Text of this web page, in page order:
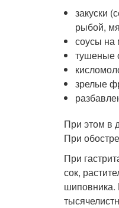
закуски
рыбой,
соусы на
тушеные
зрелые
При этом в
При
При
сок,
шиповника.